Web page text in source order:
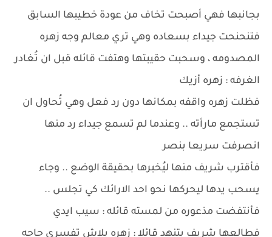
بجانبها فهي أصبحت تخاف من عودة خطيبها السابق
فتنحنحت جيداء بسعاده وهي تري معالم وجه زهره
المصدومه ، وسحبت حقيبتها وهتفت قائله قبل ان تُغادر
الغرفه : زهره أزيك
فظلت زهره واقفه بمكانها دون رد فعل وهي تُحاول ان
تستجمع مارأته .. وعندما لم تسمع جيداء رد منها
انصرفت سريعا بنصر
فأقترب شريف منها ليُخبرها بحقيقة الوضع .. وجاء
يسحب يدها ليحركها نحو احد الارائك كي تجلس ..
فأنتفضت مذعوره من لمسته قائله : سيب ايدي
فطالعها شريف بتنهد قائلا : زهره بلاش تفسري حاجه